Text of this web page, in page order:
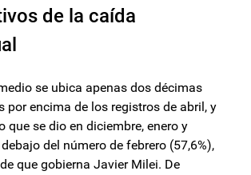
de la caída
se ubica apenas dos décimas
por encima de los registros de abril, y
que se dio en diciembre, enero y
del número de febrero (57,6%),
que gobierna Javier Milei. De